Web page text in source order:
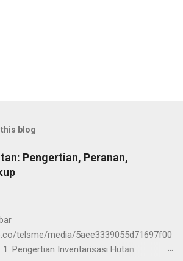
blog
Pengertian, Peranan,
telsme/media/5aee3339055d71697f00
1. Pengertian Inventarisasi Hutan